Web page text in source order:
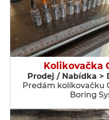
Kolikovačka
Prodej / Nabídka >
Predám kolíkovačku
Boring